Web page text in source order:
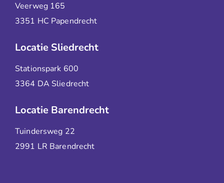
Veerweg 165
3351 HC Papendrecht
Locatie Sliedrecht
Stationspark 600
3364 DA Sliedrecht
Locatie Barendrecht
Tuindersweg 22
2991 LR Barendrecht